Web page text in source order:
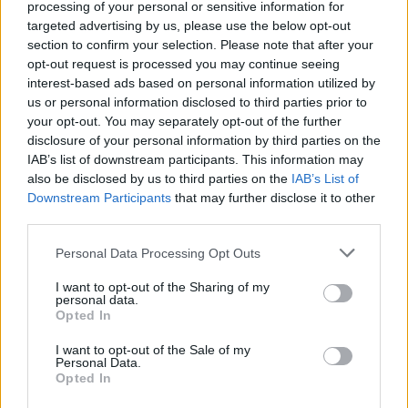
processing of your personal or sensitive information for
targeted advertising by us, please use the below opt-out
section to confirm your selection. Please note that after your
opt-out request is processed you may continue seeing
interest-based ads based on personal information utilized by
us or personal information disclosed to third parties prior to
your opt-out. You may separately opt-out of the further
disclosure of your personal information by third parties on the
IAB’s list of downstream participants. This information may
also be disclosed by us to third parties on the IAB’s List of
Downstream Participants that may further disclose it to other
Personal Data Processing Opt Outs
I want to opt-out of the Sharing of my
personal data.
Opted In
I want to opt-out of the Sale of my
Personal Data.
Opted In
cifra ragguardevole pari 150 milioni».
"Maria De Filippi è stata la
prima a...": il retroscena di
Camilla Costanzo